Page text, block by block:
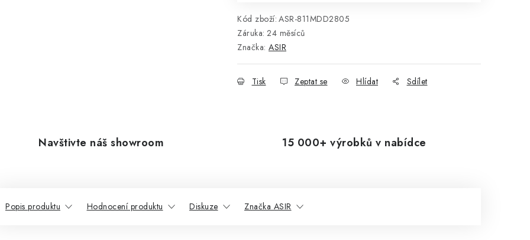
Kód zboží: ASR-811MDD2805
Záruka: 24 měsíců
Značka: ASIR
Tisk Zeptat se Hlídat Sdílet
Navštivte náš showroom 15 000+ výrobků v nabídce
Popis produktu Hodnocení produktu Diskuze Značka ASIR